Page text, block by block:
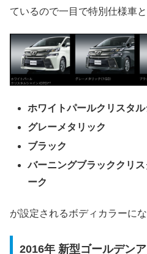
ているので一目で特別仕様車
ホワイトパールクリスタ
グレーメタリック
ブラック
バーニングブラッククリ
ーク
が設定されるボディカラーにな
2016年 新型ゴールデン